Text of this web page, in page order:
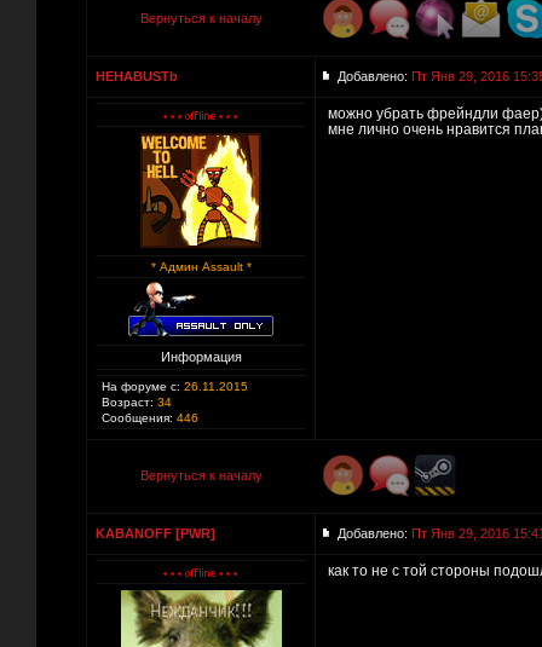
Вернуться к началу
HEHABUSTb Добавлено: Пт Янв 29, 2016
* Админ Assault *
Информация
На форуме с: 26.11.2015
Возраст: 34
Сообщения: 446
можно убрать фрейндли
мне лично очень нравится
Вернуться к началу
KABANOFF [PWR] Добавлено: Пт Янв 29, 2016
как то не с той стороны